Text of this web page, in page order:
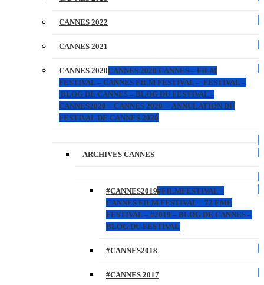
CANNES 2022
CANNES 2021
CANNES 2020CANNES 2020 CANNES – FILM
FESTIVAL – CANNES FILM FESTIVAL – FESTIVAL –
BLOG DE CANNES – BLOG DU FESTIVAL –
CANNES2020 – CANNES 2020 – ANNULATION DU
FESTIVAL DE CANNES 2020
ARCHIVES CANNES
#CANNES2019#FILMFESTIVAL –
CANNES FILM FESTIVAL – 72 EME
FESTIVAL – #2019 – BLOG DE CANNES –
BLOG DU FESTIVAL
#CANNES2018
#CANNES 2017